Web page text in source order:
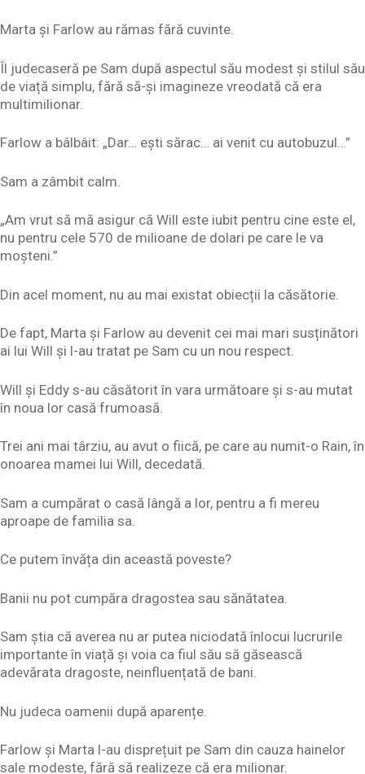
Marta și Farlow au rămas fără cuvinte.
Îl judecaseră pe Sam după aspectul său modest și stilul său
de viață simplu, fără să-și imagineze vreodată că era
multimilionar.
Farlow a bâlbâit: „Dar… ești sărac… ai venit cu autobuzul…”
Sam a zâmbit calm.
„Am vrut să mă asigur că Will este iubit pentru cine este el,
nu pentru cele 570 de milioane de dolari pe care le va
moșteni.”
Din acel moment, nu au mai existat obiecții la căsătorie.
De fapt, Marta și Farlow au devenit cei mai mari susținători
ai lui Will și l-au tratat pe Sam cu un nou respect.
Will și Eddy s-au căsătorit în vara următoare și s-au mutat
în noua lor casă frumoasă.
Trei ani mai târziu, au avut o fiică, pe care au numit-o Rain, în
onoarea mamei lui Will, decedată.
Sam a cumpărat o casă lângă a lor, pentru a fi mereu
aproape de familia sa.
Ce putem învăța din această poveste?
Banii nu pot cumpăra dragostea sau sănătatea.
Sam știa că averea nu ar putea niciodată înlocui lucrurile
importante în viață și voia ca fiul său să găsească
adevărata dragoste, neinfluențată de bani.
Nu judeca oamenii după aparențe.
Farlow și Marta l-au disprețuit pe Sam din cauza hainelor
sale modeste, fără să realizeze că era milionar.